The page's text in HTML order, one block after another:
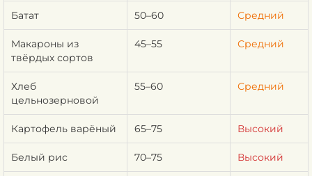
Батат 50–60 Средний
Макароны из
твёрдых сортов
45–55 Средний
Хлеб
цельнозерновой
55–60 Средний
Картофель варёный 65–75 Высокий
Белый рис 70–75 Высокий